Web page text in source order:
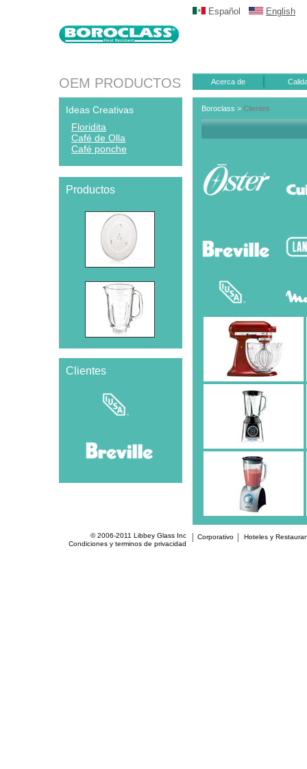
Acerca de
OEM PRODUCTOS
Español English
Ideas Creativas
Floridita
Café de Olla
Café ponche
Productos
Clientes
Boroclass > Clientes
© 2006-2011 Libbey Glass Inc
Condiciones y terminos de privacidad
Corporativo Hoteles y